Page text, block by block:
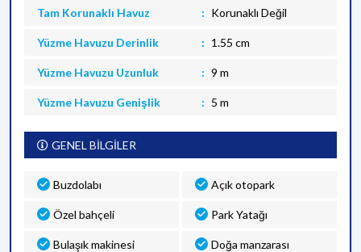
Tam Korunaklı Havuz Korunaklı Değil
Yüzme Havuzu Derinlik 1.55 cm
Yüzme Havuzu Uzunluk 9 m
Yüzme Havuzu Genişlik 5 m
GENEL BİLGİLER
Buzdolabı Açık otopark
Özel bahçeli Park Yatağı
Bulaşık makinesi Doğa manzarası